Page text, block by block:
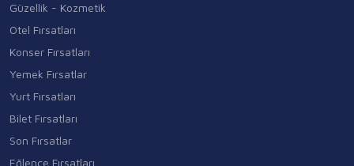
Güzellik - Kozmetik
Otel Fırsatları
Konser Fırsatları
Yemek Fırsatlar
Yurt Fırsatları
Bilet Fırsatları
Son Fırsatlar
Eğlence Fırsatları